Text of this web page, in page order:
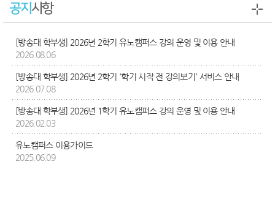
공지 사항
[방송대 학부생] 2026년 2학기 유노캠퍼스 강의 운영 및 이용 안내
2026.08.06
[방송대 학부생] 2026년 2학기 '학기 시작 전 강의보기' 서비스 안내
2026.07.08
[방송대 학부생] 2026년 1학기 유노캠퍼스 강의 운영 및 이용 안내
2026.02.03
유노캠퍼스 이용가이드
2025.06.09